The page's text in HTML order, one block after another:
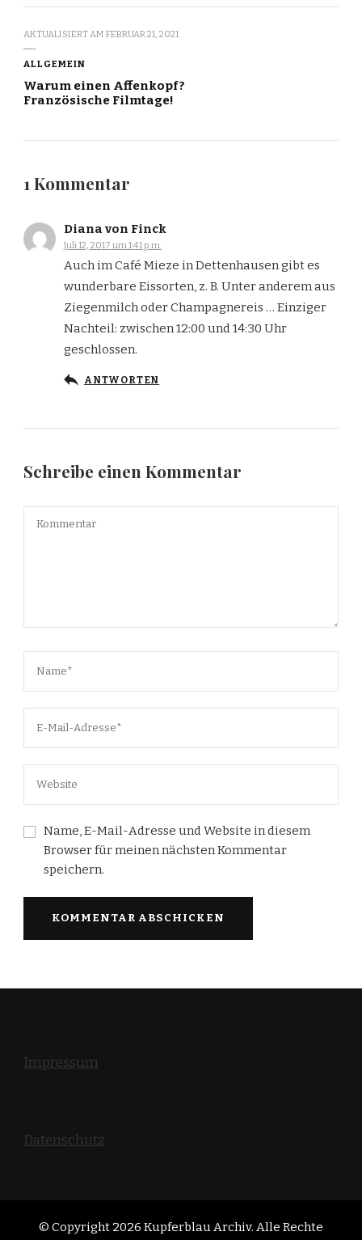
AKTUALISIERT AM FEBRUAR 21, 2021
ALLGEMEIN
Warum einen Affenkopf?
Französische Filmtage!
1 Kommentar
Diana von Finck
Juli 12, 2017 um 1:41 p.m.
Auch im Café Mieze in Dettenhausen gibt es
wunderbare Eissorten, z. B. Unter anderem aus
Ziegenmilch oder Champagnereis … Einziger
Nachteil: zwischen 12:00 und 14:30 Uhr
geschlossen.
ANTWORTEN
Schreibe einen Kommentar
Name, E-Mail-Adresse und Website in diesem
Browser für meinen nächsten Kommentar
speichern.
Impressum
Datenschutz
© Copyright 2026 Kupferblau Archiv. Alle Rechte